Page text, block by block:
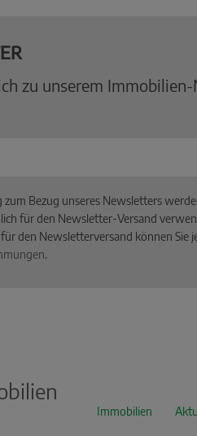
zu unserem
zum Bezug unseres Newsletters
für den Newsletter-Versand
den Newsletterversand können
.
Immobilien